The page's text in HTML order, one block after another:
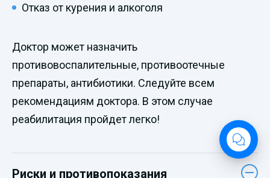
Отказ от курения и алкоголя
Доктор может назначить
противовоспалительные, противоотечные
препараты, антибиотики. Следуйте всем
рекомендациям доктора. В этом случае
реабилитация пройдет легко!
Риски и противопоказания